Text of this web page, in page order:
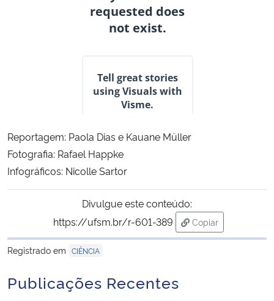
Reportagem: Paola Dias e Kauane Müller
Fotografia: Rafael Happke
Infográficos: Nicolle Sartor
Divulgue este conteúdo:
https://ufsm.br/r-601-389
Copiar
para área de
Registrado em CIÊNCIA
Publicações Recentes